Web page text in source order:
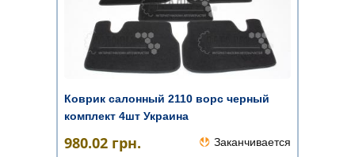
Коврик салонный 2110 ворс черный
комплект 4шт Украина
980.02 грн. Заканчивается